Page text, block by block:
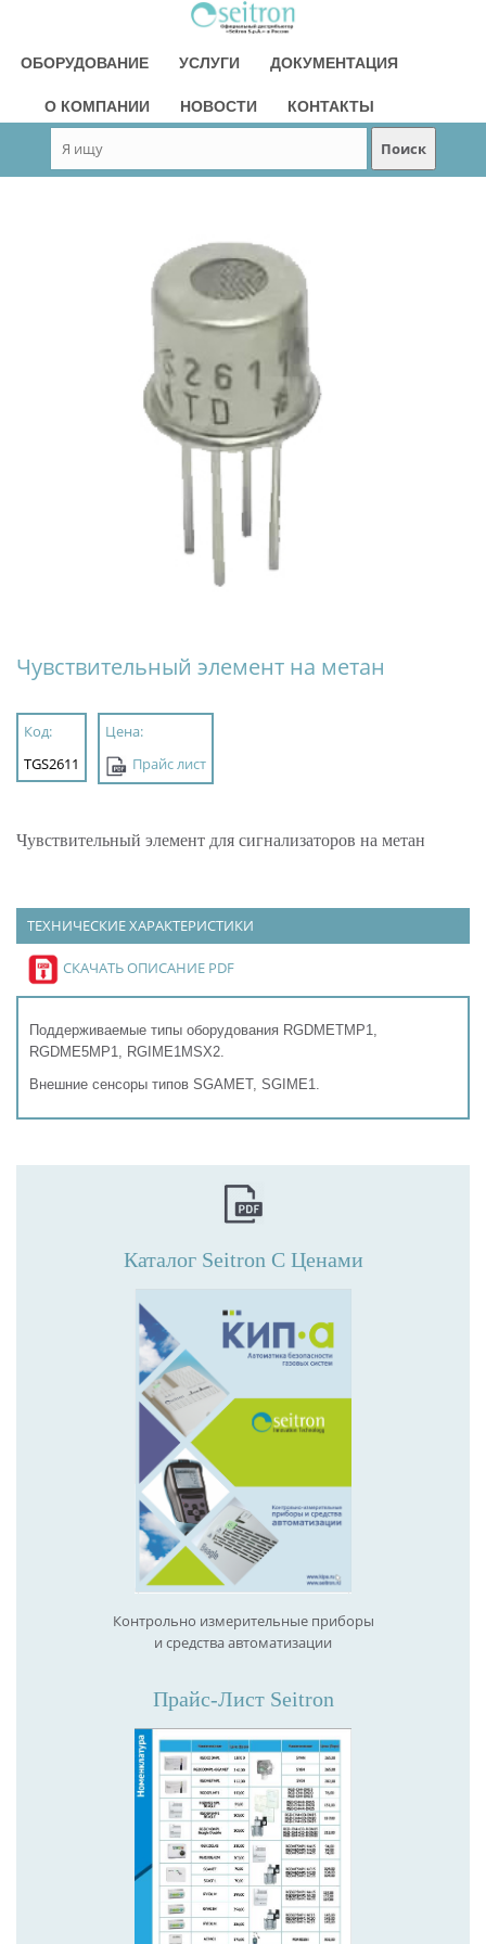
ОБОРУДОВАНИЕ УСЛУГИ ДОКУМЕНТАЦИЯ
О КОМПАНИИ НОВОСТИ КОНТАКТЫ
Чувствительный элемент на метан
Код:
TGS2611
Цена:
Прайс лист
Чувствительный элемент для сигнализаторов на метан
ТЕХНИЧЕСКИЕ ХАРАКТЕРИСТИКИ
СКАЧАТЬ ОПИСАНИЕ PDF
Поддерживаемые типы оборудования RGDMETMP1,
RGDME5MP1, RGIME1MSX2.
Внешние сенсоры типов SGAMET, SGIME1.
Каталог Seitron С Ценами
Контрольно измерительные приборы
и средства автоматизации
Прайс-Лист Seitron